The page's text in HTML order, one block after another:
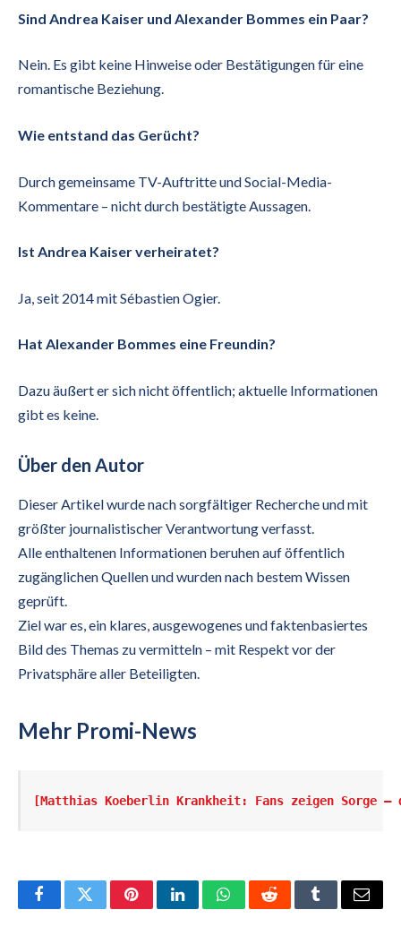
Sind Andrea Kaiser und Alexander Bommes ein Paar?
Nein. Es gibt keine Hinweise oder Bestätigungen für eine
romantische Beziehung.
Wie entstand das Gerücht?
Durch gemeinsame TV-Auftritte und Social-Media-
Kommentare – nicht durch bestätigte Aussagen.
Ist Andrea Kaiser verheiratet?
Ja, seit 2014 mit Sébastien Ogier.
Hat Alexander Bommes eine Freundin?
Dazu äußert er sich nicht öffentlich; aktuelle Informationen
gibt es keine.
Über den Autor
Dieser Artikel wurde nach sorgfältiger Recherche und mit
größter journalistischer Verantwortung verfasst.
Alle enthaltenen Informationen beruhen auf öffentlich
zugänglichen Quellen und wurden nach bestem Wissen
geprüft.
Ziel war es, ein klares, ausgewogenes und faktenbasiertes
Bild des Themas zu vermitteln – mit Respekt vor der
Privatsphäre aller Beteiligten.
Mehr Promi-News
[Matthias Koeberlin Krankheit: Fans zeigen
FacebookTwitterPinterestLinkedInWhatsAppRedditTumblrEmail